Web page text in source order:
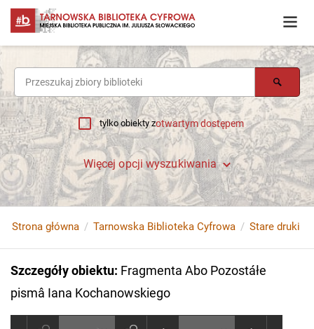
tylko obiekty zotwartym dostępem
Więcej opcji wyszukiwania
Strona główna Tarnowska Biblioteka Cyfrowa Stare druki
Szczegóły obiektu: Fragmenta Abo Pozostáłe
pismâ Iana Kochanowskiego